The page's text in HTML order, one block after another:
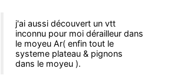
j'ai aussi découvert un vtt
inconnu pour moi dérailleur dans
le moyeu Ar( enfin tout le
systeme plateau & pignons
dans le moyeu ).